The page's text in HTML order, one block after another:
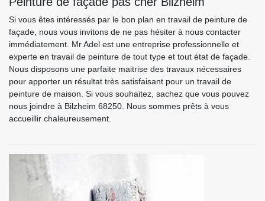
Si vous êtes intéressés par le bon plan en travail de peinture de
façade, nous vous invitons de ne pas hésiter à nous contacter
immédiatement. Mr Adel est une entreprise professionnelle et
experte en travail de peinture de tout type et tout état de façade.
Nous disposons une parfaite maitrise des travaux nécessaires
pour apporter un résultat très satisfaisant pour un travail de
peinture de maison. Si vous souhaitez, sachez que vous pouvez
nous joindre à Bilzheim 68250. Nous sommes prêts à vous
accueillir chaleureusement.